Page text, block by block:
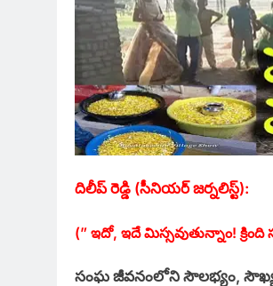
దిలీప్ రెడ్డి (సీనియర్ జర్నలిస్ట్):
(” ఇదో, ఇదే మిస్సవుతున్నాం! క్రింది
సంఘ జీవనంలోని సౌలభ్యం,